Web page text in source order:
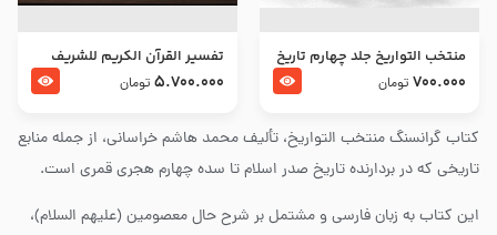
کتاب گرانسنگ منتخب التواريخ، تألیف محمد هاشم خراسانی، از جمله منابع
تاریخی که در بردارنده تاریخ صدر اسلام تا سده چهارم هجری قمری است.
این کتاب به زبان فارسی و مشتمل بر شرح حال معصومین (علیهم السلام)،
منتخب التواریخ جلد چهارم تاریخ
امام زین العابدین و امام محمد
700.000 تومان
تفسير القرآن الكريم للشريف
المرتضي قدس سرّه
5.700.000 تومان